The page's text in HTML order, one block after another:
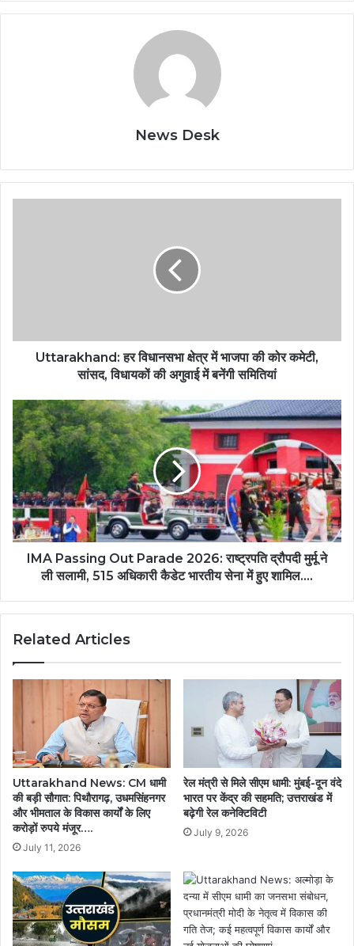
News Desk
Uttarakhand: हर विधानसभा क्षेत्र में भाजपा की कोर कमेटी,
सांसद, विधायकों की अगुवाई में बनेंगी समितियां
IMA Passing Out Parade 2026: राष्ट्रपति द्रौपदी मुर्मू ने
ली सलामी, 515 अधिकारी कैडेट भारतीय सेना में हुए शामिल....
Related Articles
Uttarakhand News: CM धामी
की बड़ी सौगात: पिथौरागढ़, उधमसिंहनगर
और भीमताल के विकास कार्यों के लिए
करोड़ों रुपये मंजूर….
July 11, 2026
रेल मंत्री से मिले सीएम धामी: मुंबई-दून वंदे
भारत पर केंद्र की सहमति; उत्तराखंड में
बढ़ेगी रेल कनेक्टिविटी
July 9, 2026